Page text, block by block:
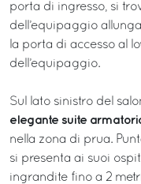
porta di ingresso, si
dell’equipaggio
la porta di accesso al
dell’equipaggio.
Sul lato sinistro del
elegante suite
nella zona di prua.
si presenta ai suoi
ingrandite fino a 2